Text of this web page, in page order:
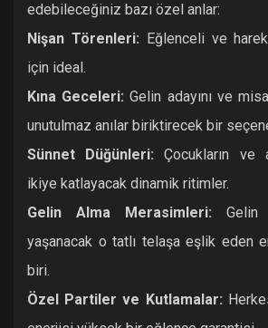
edebileceğiniz bazı özel anlar:
Nişan Törenleri: Eğlenceli ve
için ideal.
Kına Geceleri: Gelin adayını ve
unutulmaz anılar biriktirecek bir
Sünnet Düğünleri: Çocukların ve
ikiye katlayacak dinamik ritimler.
Gelin Alma Merasimleri: Gelin
yaşanacak o tatlı telaşa eşlik eden
biri.
Özel Partiler ve Kutlamalar: